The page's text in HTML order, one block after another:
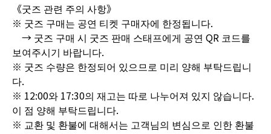
《굿즈 관련 주의 사항》
※ 굿즈 구매는 공연 티켓 구매자에 한정됩니다.
→ 굿즈 구매 시 굿즈 판매 스태프에게 공연 QR 코드를
보여주시기 바랍니다.
※ 굿즈 수량은 한정되어 있으므로 미리 양해 부탁드립니
다.
※ 12:00와 17:30의 재고는 따로 나누어져 있지 않습니다.
이 점 양해 부탁드립니다.
※ 교환 및 환불에 대해서는 고객님의 변심으로 인한 환불